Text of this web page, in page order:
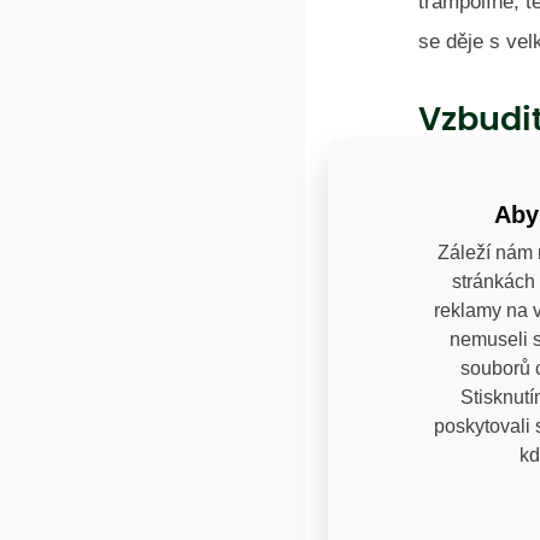
se děje s
prostředí
inspirativní.
výtvarné
dětí upoután.
Stejně jako
Záleží nám
reklamy na
nemuseli
souborů
poskytovali